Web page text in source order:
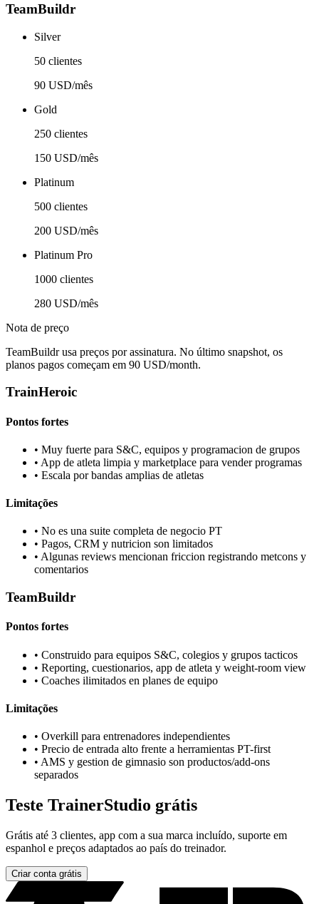
TeamBuildr
Silver
50 clientes
90 USD/mês
Gold
250 clientes
150 USD/mês
Platinum
500 clientes
200 USD/mês
Platinum Pro
1000 clientes
280 USD/mês
Nota de preço
TeamBuildr usa preços por assinatura. No último snapshot, os
planos pagos começam em 90 USD/month.
TrainHeroic
Pontos fortes
• Muy fuerte para S&C, equipos y programacion de grupos
• App de atleta limpia y marketplace para vender programas
• Escala por bandas amplias de atletas
Limitações
• No es una suite completa de negocio PT
• Pagos, CRM y nutricion son limitados
• Algunas reviews mencionan friccion registrando metcons y
comentarios
TeamBuildr
Pontos fortes
• Construido para equipos S&C, colegios y grupos tacticos
• Reporting, cuestionarios, app de atleta y weight-room view
• Coaches ilimitados en planes de equipo
Limitações
• Overkill para entrenadores independientes
• Precio de entrada alto frente a herramientas PT-first
• AMS y gestion de gimnasio son productos/add-ons
separados
Teste TrainerStudio grátis
Grátis até 3 clientes, app com a sua marca incluído, suporte em
espanhol e preços adaptados ao país do treinador.
Criar conta grátis